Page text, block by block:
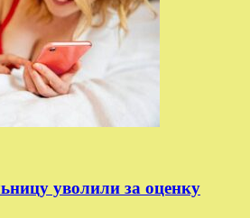
уволили за оценку